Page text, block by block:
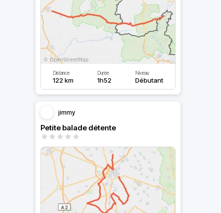
Distance
122 km
Durée
1h52
Niveau
Débutant
jimmy
Petite balade détente